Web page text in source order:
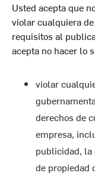
Usted acepta que
violar cualquiera
requisitos al
acepta no hacer lo
violar
derechos de
empresa,
publicidad, la
de propiedad